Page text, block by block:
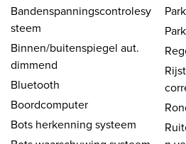
Bandenspanningscontrolesy
steem
Binnen/buitenspiegel aut.
dimmend
Bluetooth
Boordcomputer
Bots herkenning systeem